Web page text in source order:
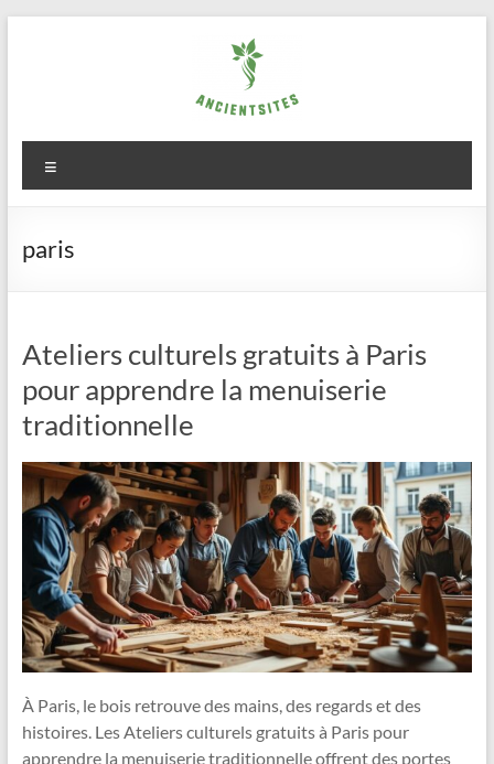
ancientsites.eu
paris
Ateliers culturels gratuits à Paris
pour apprendre la menuiserie
traditionnelle
À Paris, le bois retrouve des mains, des regards et des
histoires. Les Ateliers culturels gratuits à Paris pour
apprendre la menuiserie traditionnelle offrent des portes